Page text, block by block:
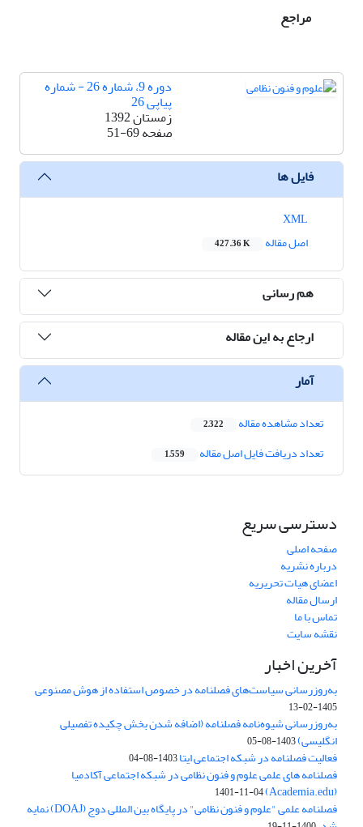
مراجع
دوره 9، شماره 26 - شماره
پیاپی 26
زمستان 1392
صفحه51-69
فایل ها
اصل مقاله
427.36 K
هم رسانی
ارجاع به این مقاله
آمار
تعداد مشاهده مقاله 2,322
تعداد دریافت فایل اصل مقاله 1,559
دسترسی سریع
صفحه اصلی
درباره نشریه
اعضای هیات تحریریه
ارسال مقاله
تماس با ما
نقشه سایت
آخرین اخبار
به‌روزرسانی سیاست‌های فصلنامه در خصوص استفاده از هوش مصنوعی
1405-02-13
به‌روزرسانی شیوه‌نامه فصلنامه (اضافه شدن بخش چکیده تفصیلی
انگلیسی)1403-08-05
فعالیت فصلنامه در شبکه اجتماعی ایتا1403-08-04
فصلنامه های علمی علوم و فنون نظامی در شبکه اجتماعی آکادمیا
(Academia.edu)
1401-11-04
فصلنامه علمی "علوم و فنون نظامی" در پایگاه بین المللی دوج (DOAJ) نمایه